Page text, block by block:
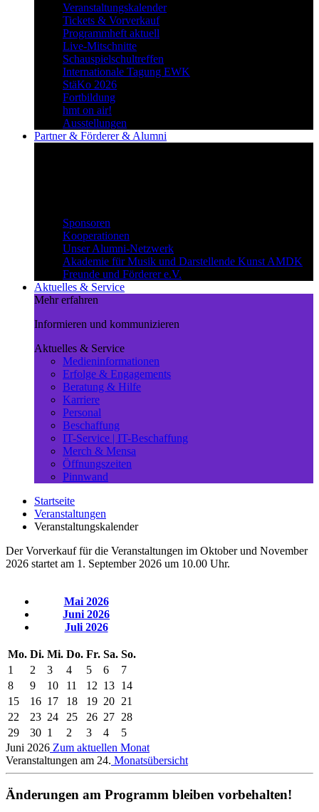
Veranstaltungskalender
Tickets & Vorverkauf
Programmheft aktuell
Live-Mitschnitte
Schauspielschultreffen
Internationale Tagung EWK
StäKo 2026
Fortbildung
hmt on air!
Ausstellungen
Partner & Förderer & Alumni
Sponsoren
Kooperationen
Unser Alumni-Netzwerk
Akademie für Musik und Darstellende Kunst AMDK
Freunde und Förderer e.V.
Aktuelles & Service
Mehr erfahren
Informieren und kommunizieren
Aktuelles & Service
Medieninformationen
Erfolge & Engagements
Beratung & Hilfe
Karriere
Personal
Beschaffung
IT-Service | IT-Beschaffung
Merch & Mensa
Öffnungszeiten
Pinnwand
Startseite
Veranstaltungen
Veranstaltungskalender
Der Vorverkauf für die Veranstaltungen im Oktober und November
2026 startet am 1. September 2026 um 10.00 Uhr.
Mai 2026
Juni 2026
Juli 2026
Mo. Di. Mi. Do. Fr. Sa. So.
1
2 3 4 5 6
7
8
9 10 11 12 13 14
15
16 17 18 19 20 21
22
23 24 25 26 27 28
29
30 1 2 3 4
5
Juni 2026 Zum aktuellen Monat
Veranstaltungen am 24. Monatsübersicht
Änderungen am Programm bleiben vorbehalten!